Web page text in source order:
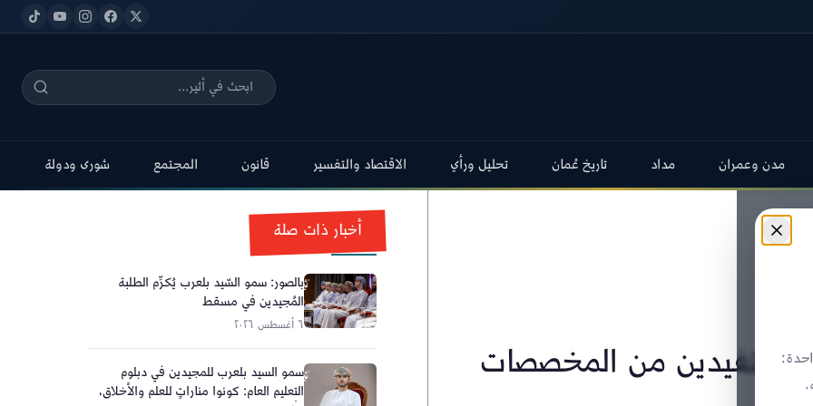
مدن وعمران مداد تاريخ عُمان تحليل ورأي الاقتصاد والتفسير قانون المجتمع شورى ودولة
للمستفيدين من المخصصات
أخبار ذات صلة
بالصور: سمو السّيد بلعرب يُكرِّم الطلبة
المُجيدين في مسقط
٦ أغسطس ٢٠٢٦
سمو السيد بلعرب للمجيدين في دبلوم
التعليم العام: كونوا مناراتٍ للعلم والأخلاق،